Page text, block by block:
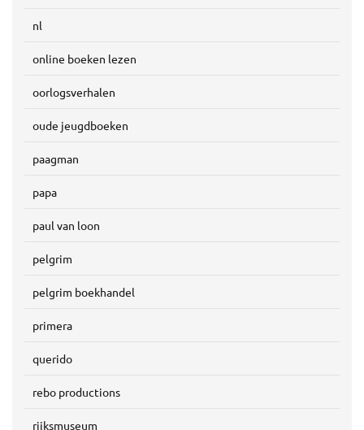
nl
online boeken lezen
oorlogsverhalen
oude jeugdboeken
paagman
papa
paul van loon
pelgrim
pelgrim boekhandel
primera
querido
rebo productions
rijksmuseum